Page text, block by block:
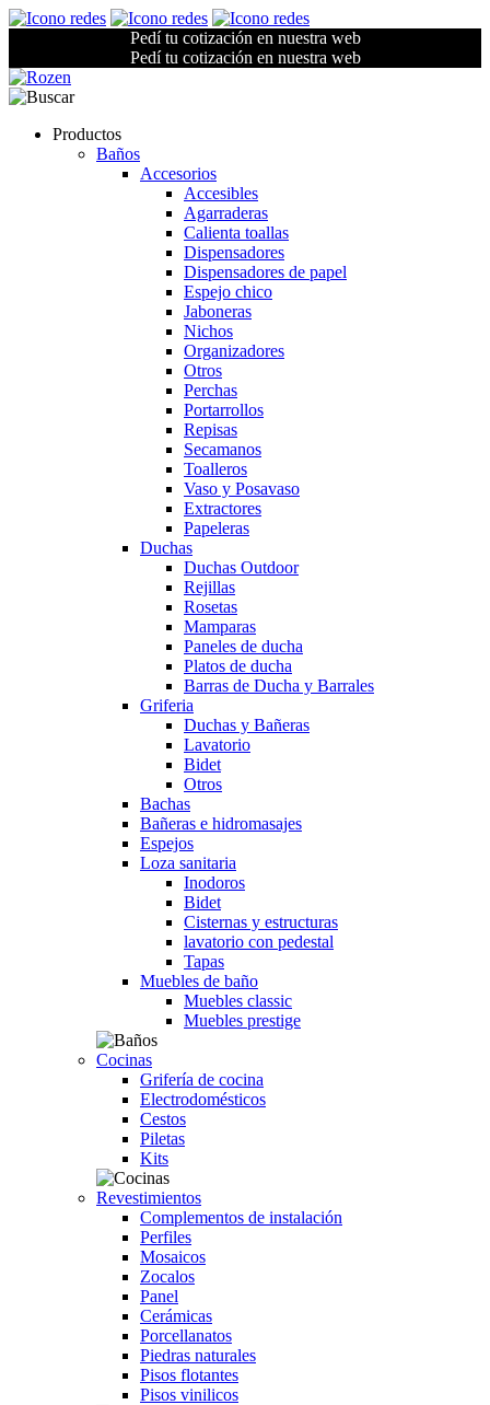
Pedí tu cotización en nuestra web
Pedí tu cotización en nuestra web
Productos
Baños
Accesorios
Accesibles
Agarraderas
Calienta toallas
Dispensadores
Dispensadores de papel
Espejo chico
Jaboneras
Nichos
Organizadores
Otros
Perchas
Portarrollos
Repisas
Secamanos
Toalleros
Vaso y Posavaso
Extractores
Papeleras
Duchas
Duchas Outdoor
Rejillas
Rosetas
Mamparas
Paneles de ducha
Platos de ducha
Barras de Ducha y Barrales
Griferia
Duchas y Bañeras
Lavatorio
Bidet
Otros
Bachas
Bañeras e hidromasajes
Espejos
Loza sanitaria
Inodoros
Bidet
Cisternas y estructuras
lavatorio con pedestal
Tapas
Muebles de baño
Muebles classic
Muebles prestige
Cocinas
Grifería de cocina
Electrodomésticos
Cestos
Piletas
Kits
Revestimientos
Complementos de instalación
Perfiles
Mosaicos
Zocalos
Panel
Cerámicas
Porcellanatos
Piedras naturales
Pisos flotantes
Pisos vinilicos